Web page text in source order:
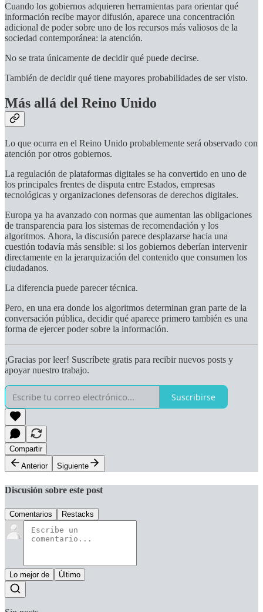
Cuando los gobiernos adquieren herramientas para orientar qué
información recibe mayor difusión, aparece una concentración
adicional de poder sobre uno de los recursos más valiosos de la
sociedad contemporánea: la atención.
No se trata únicamente de decidir qué puede decirse.
También de decidir qué tiene mayores probabilidades de ser visto.
Más allá del Reino Unido
Lo que ocurra en el Reino Unido probablemente será observado con
atención por otros gobiernos.
La regulación de plataformas digitales se ha convertido en uno de
los principales frentes de disputa entre Estados, empresas
tecnológicas y organizaciones defensoras de derechos digitales.
Europa ya ha avanzado con normas que aumentan las obligaciones
de transparencia para los sistemas de recomendación y los
algoritmos. Ahora, la discusión parece desplazarse hacia una
cuestión todavía más sensible: si los gobiernos deberían intervenir
directamente en la jerarquización del contenido que consumen los
ciudadanos.
La diferencia puede parecer técnica.
Pero, en una era donde los algoritmos determinan gran parte de la
conversación pública, decidir qué aparece primero también es una
forma de ejercer poder sobre la información.
¡Gracias por leer! Suscríbete gratis para recibir nuevos posts y
apoyar nuestro trabajo.
Suscribirse
Compartir
Anterior
Siguiente
Discusión sobre este post
Comentarios Restacks
Lo mejor de Último